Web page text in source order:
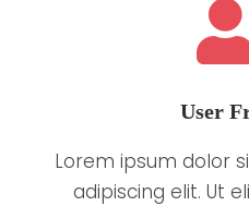
User
Lorem ipsum dolor
adipiscing elit. Ut